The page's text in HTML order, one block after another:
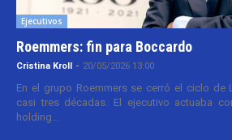
Ejecutivos
Roemmers: fin para Boccardo
Cristina Kroll - 20/05/2026 13:00
En el grupo Roemmers se cerró el ciclo de
casi tres décadas. El ejecutivo actuaba
holding...